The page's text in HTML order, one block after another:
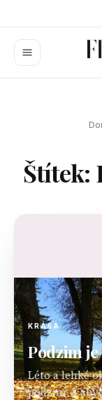
Štítek:
KRÁSA
Podzim
Léto a lehké
podzim, a